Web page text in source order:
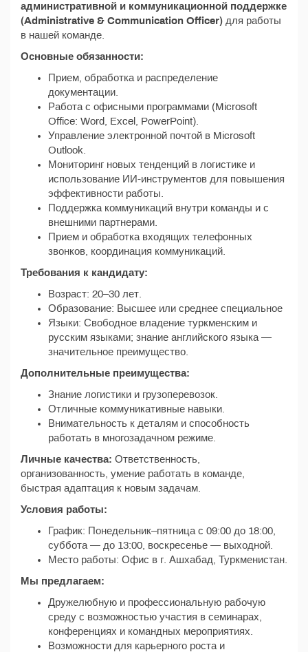
административной и коммуникационной поддержке
(Administrative & Communication Officer) для работы
в нашей команде.
Основные обязанности:
Прием, обработка и распределение
документации.
Работа с офисными программами (Microsoft
Office: Word, Excel, PowerPoint).
Управление электронной почтой в Microsoft
Outlook.
Мониторинг новых тенденций в логистике и
использование ИИ-инструментов для повышения
эффективности работы.
Поддержка коммуникаций внутри команды и с
внешними партнерами.
Прием и обработка входящих телефонных
звонков, координация коммуникаций.
Требования к кандидату:
Возраст: 20–30 лет.
Образование: Высшее или среднее специальное
Языки: Свободное владение туркменским и
русским языками; знание английского языка —
значительное преимущество.
Дополнительные преимущества:
Знание логистики и грузоперевозок.
Отличные коммуникативные навыки.
Внимательность к деталям и способность
работать в многозадачном режиме.
Личные качества: Ответственность,
организованность, умение работать в команде,
быстрая адаптация к новым задачам.
Условия работы:
График: Понедельник–пятница с 09:00 до 18:00,
суббота — до 13:00, воскресенье — выходной.
Место работы: Офис в г. Ашхабад, Туркменистан.
Мы предлагаем:
Дружелюбную и профессиональную рабочую
среду с возможностью участия в семинарах,
конференциях и командных мероприятиях.
Возможности для карьерного роста и